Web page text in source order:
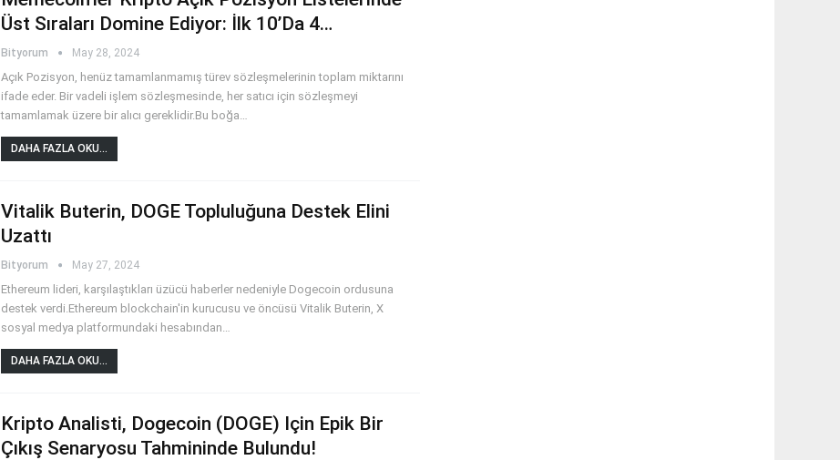
Üst Sıraları Domine Ediyor: İlk 10’da 4…
Bityorum May 28, 2024
Açık Pozisyon, henüz tamamlanmamış türev sözleşmelerinin toplam miktarını
ifade eder. Bir vadeli işlem sözleşmesinde, her satıcı için sözleşmeyi
tamamlamak üzere bir alıcı gereklidir.Bu boğa…
DAHA FAZLA OKU...
Vitalik Buterin, DOGE Topluluğuna Destek Elini
Uzattı
Bityorum May 27, 2024
Ethereum lideri, karşılaştıkları üzücü haberler nedeniyle Dogecoin ordusuna
destek verdi.Ethereum blockchain'in kurucusu ve öncüsü Vitalik Buterin, X
sosyal medya platformundaki hesabından…
DAHA FAZLA OKU...
Kripto Analisti, Dogecoin (DOGE) Için Epik Bir
Çıkış Senaryosu Tahmininde Bulundu!